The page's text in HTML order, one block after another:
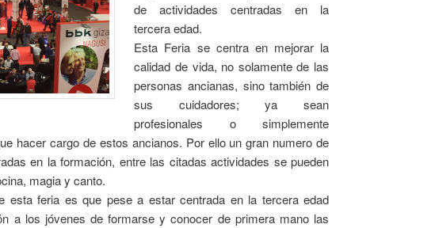
de actividades centradas en la
tercera edad.
Esta Feria se centra en mejorar la
calidad de vida, no solamente de las
personas ancianas, sino también de
sus cuidadores; ya sean
profesionales o simplemente
hacer cargo de estos ancianos. Por ello un gran numero de
en la formación, entre las citadas actividades se pueden
magia y canto.
esta feria es que pese a estar centrada en la tercera edad
a los jóvenes de formarse y conocer de primera mano las